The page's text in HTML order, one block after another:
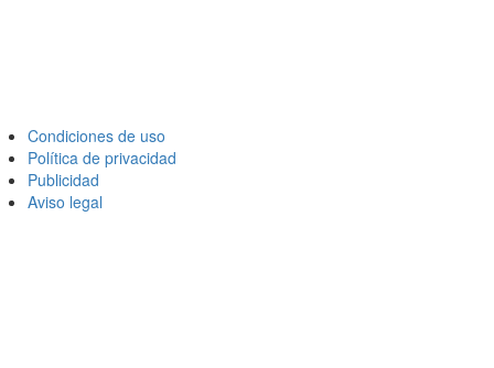
Condiciones de uso
Política de privacidad
Publicidad
Aviso legal